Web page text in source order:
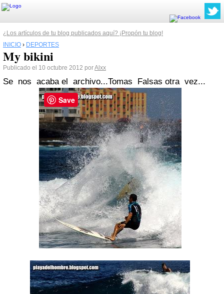
¿Los artículos de tu blog publicados aquí? ¡Propón tu blog!
INICIO › DEPORTES
My bikini
Publicado el 10 octubre 2012 porAlxx
Se nos acaba el archivo...Tomas Falsas otra vez...
Save